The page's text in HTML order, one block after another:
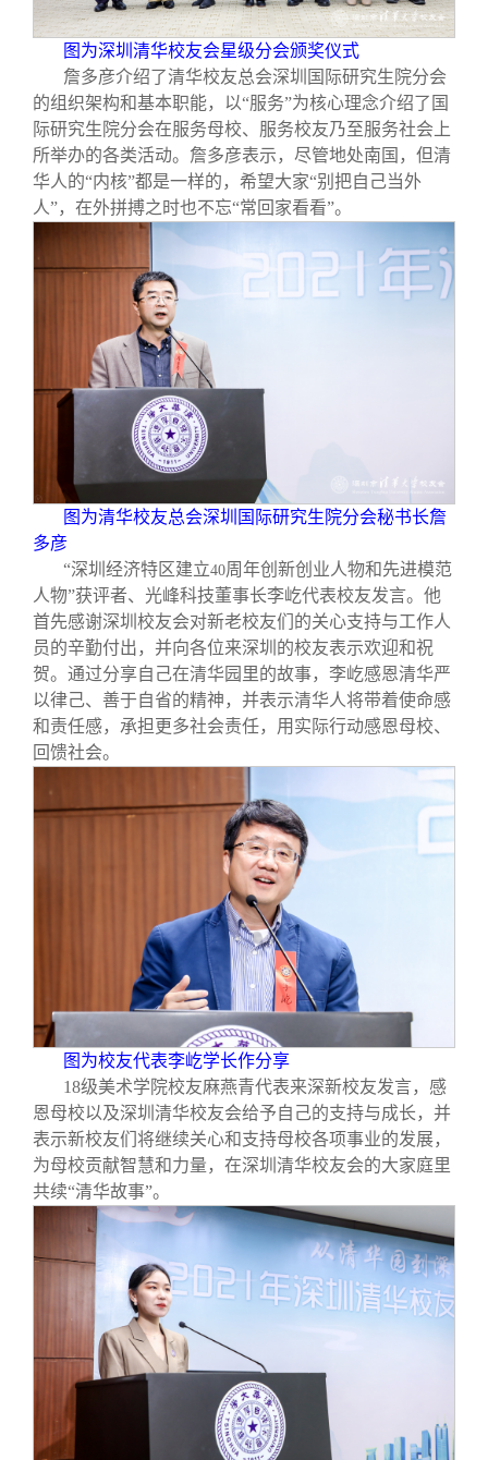
图为深圳清华校友会星级分会颁奖仪式
詹多彦介绍了清华校友总会深圳国际研究生院分会
的组织架构和基本职能，以“服务”为核心理念介绍了国
际研究生院分会在服务母校、服务校友乃至服务社会上
所举办的各类活动。詹多彦表示，尽管地处南国，但清
华人的“内核”都是一样的，希望大家“别把自己当外
人”，在外拼搏之时也不忘“常回家看看”。
图为清华校友总会深圳国际研究生院分会秘书长詹
多彦
“深圳经济特区建立40周年创新创业人物和先进模范
人物”获评者、光峰科技董事长李屹代表校友发言。他
首先感谢深圳校友会对新老校友们的关心支持与工作人
员的辛勤付出，并向各位来深圳的校友表示欢迎和祝
贺。通过分享自己在清华园里的故事，李屹感恩清华严
以律己、善于自省的精神，并表示清华人将带着使命感
和责任感，承担更多社会责任，用实际行动感恩母校、
回馈社会。
图为校友代表李屹学长作分享
18级美术学院校友麻燕青代表来深新校友发言，感
恩母校以及深圳清华校友会给予自己的支持与成长，并
表示新校友们将继续关心和支持母校各项事业的发展，
为母校贡献智慧和力量，在深圳清华校友会的大家庭里
共续“清华故事”。